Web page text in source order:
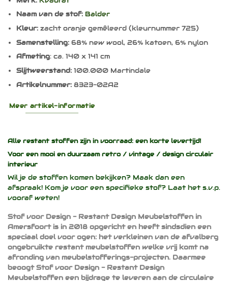
Naam van de stof: Balder
Kleur:zacht oranje gemêleerd (kleurnummer 725)
Samenstelling: 68% new wool, 26% katoen, 6% nylon
Afmeting: ca. 140 x 141 cm
Slijtweerstand:100.000 Martindale
Artikelnummer:8323-02A2
Meer artikel-informatie
Alle restant stoffen zijn in voorraad: een korte levertijd!
Voor een mooi en duurzaam retro / vintage / design circulair
interieur
Wil je de stoffen komen bekijken? Maak dan een
afspraak! Kom je voor een specifieke stof? Laat het s.v.p.
vooraf weten!
Stof voor Design - Restant Design Meubelstoffen in
Amersfoort is in 2018 opgericht en heeft sindsdien een
speciaal doel voor ogen: het verkleinen van de afvalberg
ongebruikte restant meubelstoffen welke vrij komt na
afronding van meubelstofferings-projecten. Daarmee
beoogt Stof voor Design - Restant Design
Meubelstoffen een bijdrage te leveren aan de circulaire